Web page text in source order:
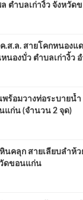
ตำบลเก่างิ้ว จังหวัด
.ส.ล. สายโคกหนองแ
องบั่ว ตำบลเก่างิ้ว อ
อมวางท่อระบายน้ำ
แก่น (จำนวน 2 จุด)
คลุก สายเลียบลำห้
วัดขอนแก่น